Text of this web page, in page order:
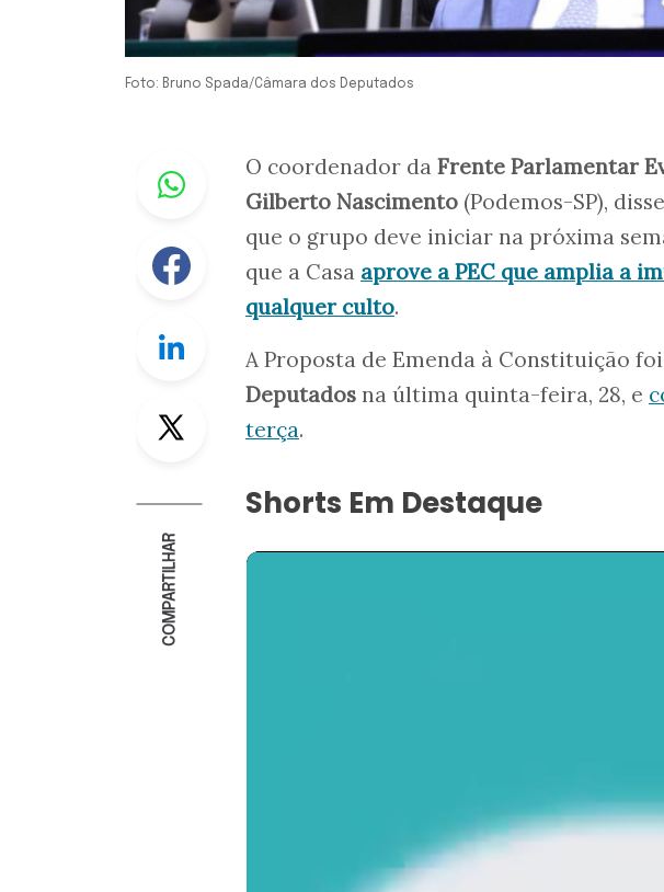
Foto: Bruno Spada/Câmara dos Deputados
Whastapp
Facebook
Linkedin
Twitter
COMPARTILHAR
O coordenador da Frente Parlamentar
Gilberto Nascimento (Podemos-SP),
que o grupo deve iniciar na próxima
que a Casa aprove a PEC que amplia a
qualquer culto.
A Proposta de Emenda à Constituição
Deputados na última quinta-feira, 28, e
terça.
Shorts Em Destaque